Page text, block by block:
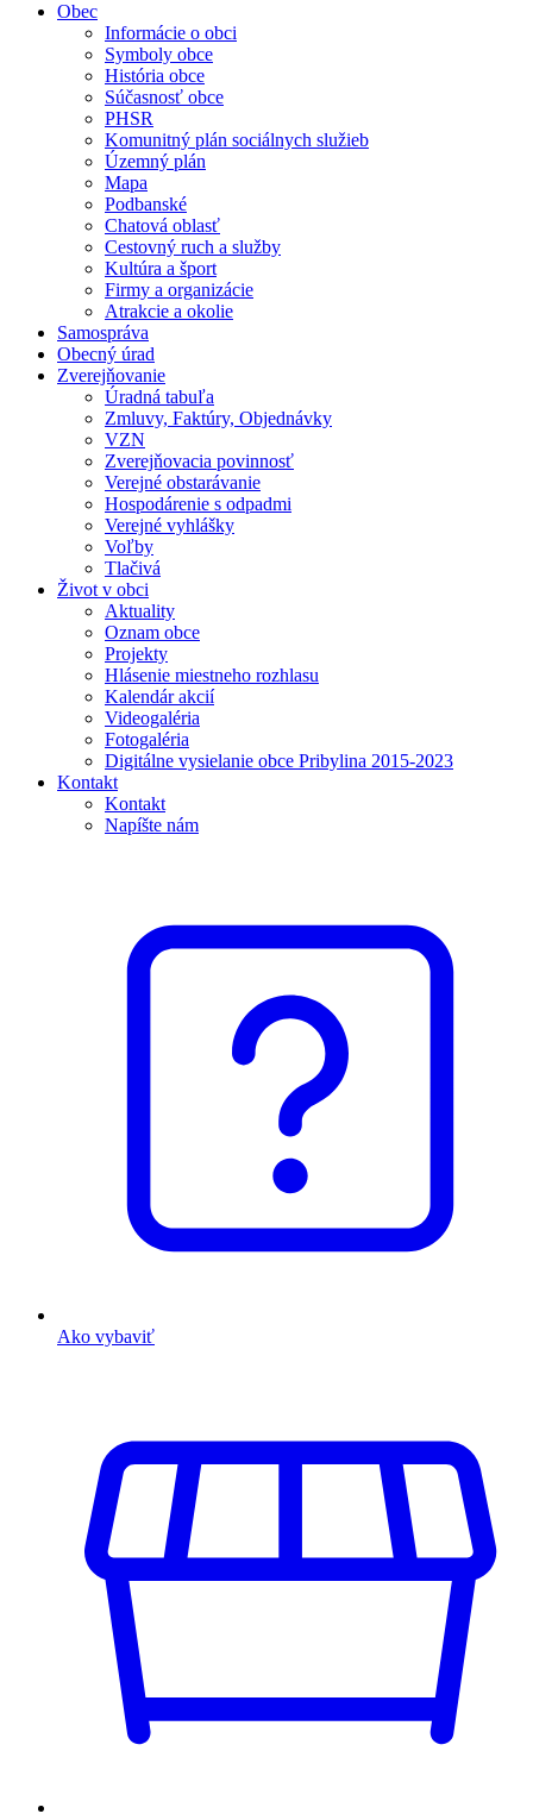
Obec
Informácie o obci
Symboly obce
História obce
Súčasnosť obce
PHSR
Komunitný plán sociálnych služieb
Územný plán
Mapa
Podbanské
Chatová oblasť
Cestovný ruch a služby
Kultúra a šport
Firmy a organizácie
Atrakcie a okolie
Samospráva
Obecný úrad
Zverejňovanie
Úradná tabuľa
Zmluvy, Faktúry, Objednávky
VZN
Zverejňovacia povinnosť
Verejné obstarávanie
Hospodárenie s odpadmi
Verejné vyhlášky
Voľby
Tlačivá
Život v obci
Aktuality
Oznam obce
Projekty
Hlásenie miestneho rozhlasu
Kalendár akcií
Videogaléria
Fotogaléria
Digitálne vysielanie obce Pribylina 2015-2023
Kontakt
Kontakt
Napíšte nám
Ako vybaviť